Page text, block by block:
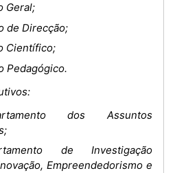
Geral;
de Direcção;
Científico;
Pedagógico.
dos Assuntos
de Investigação
Empreendedorismo e